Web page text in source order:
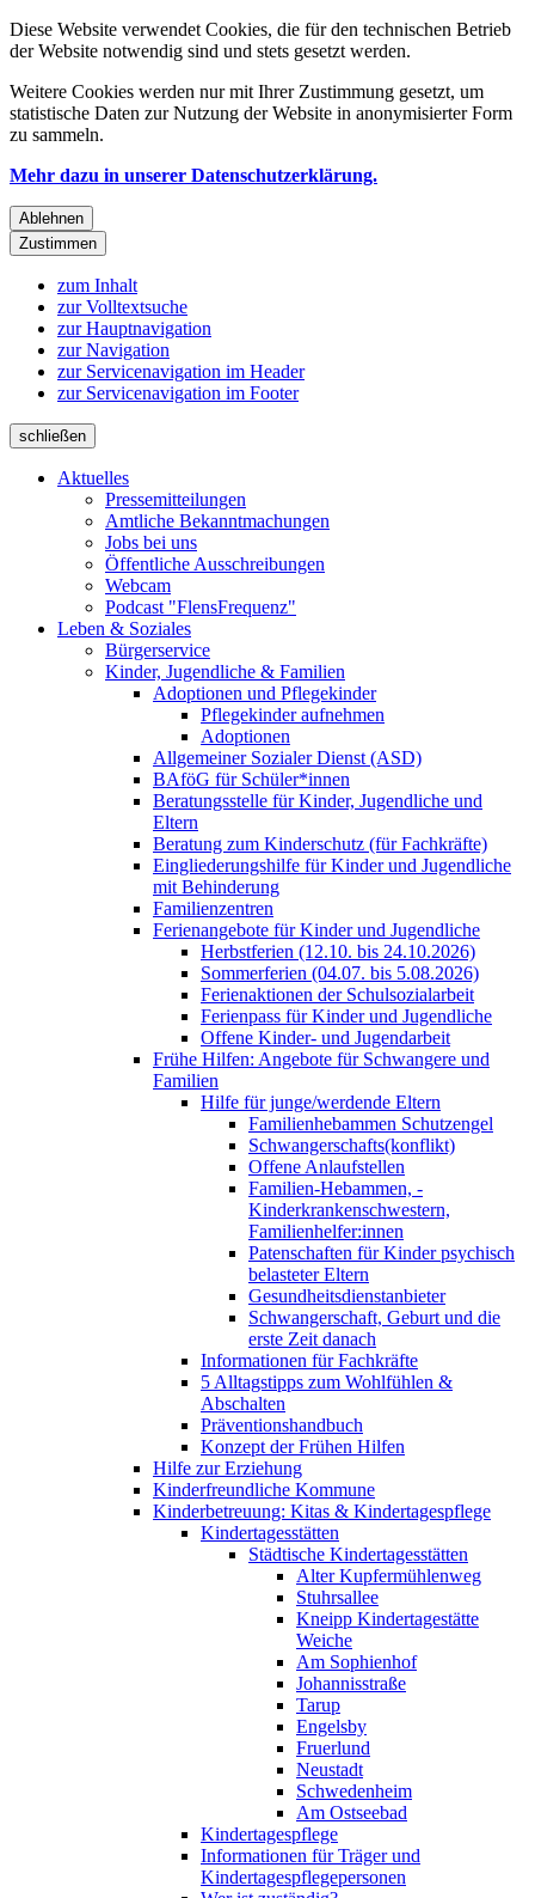
Diese Website verwendet Cookies, die für den technischen Betrieb
der Website notwendig sind und stets gesetzt werden.
Weitere Cookies werden nur mit Ihrer Zustimmung gesetzt, um
statistische Daten zur Nutzung der Website in anonymisierter Form
zu sammeln.
Mehr dazu in unserer Datenschutzerklärung.
Ablehnen
Zustimmen
zum Inhalt
zur Volltextsuche
zur Hauptnavigation
zur Navigation
zur Servicenavigation im Header
zur Servicenavigation im Footer
schließen
Aktuelles
Pressemitteilungen
Amtliche Bekanntmachungen
Jobs bei uns
Öffentliche Ausschreibungen
Webcam
Podcast "FlensFrequenz"
Leben & Soziales
Bürgerservice
Kinder, Jugendliche & Familien
Adoptionen und Pflegekinder
Pflegekinder aufnehmen
Adoptionen
Allgemeiner Sozialer Dienst (ASD)
BAföG für Schüler*innen
Beratungsstelle für Kinder, Jugendliche und
Eltern
Beratung zum Kinderschutz (für Fachkräfte)
Eingliederungshilfe für Kinder und Jugendliche
mit Behinderung
Familienzentren
Ferienangebote für Kinder und Jugendliche
Herbstferien (12.10. bis 24.10.2026)
Sommerferien (04.07. bis 5.08.2026)
Ferienaktionen der Schulsozialarbeit
Ferienpass für Kinder und Jugendliche
Offene Kinder- und Jugendarbeit
Frühe Hilfen: Angebote für Schwangere und
Familien
Hilfe für junge/werdende Eltern
Familienhebammen Schutzengel
Schwangerschafts(konflikt)
Offene Anlaufstellen
Familien-Hebammen, -
Kinderkrankenschwestern,
Familienhelfer:innen
Patenschaften für Kinder psychisch
belasteter Eltern
Gesundheitsdienstanbieter
Schwangerschaft, Geburt und die
erste Zeit danach
Informationen für Fachkräfte
5 Alltagstipps zum Wohlfühlen &
Abschalten
Präventionshandbuch
Konzept der Frühen Hilfen
Hilfe zur Erziehung
Kinderfreundliche Kommune
Kinderbetreuung: Kitas & Kindertagespflege
Kindertagesstätten
Städtische Kindertagesstätten
Alter Kupfermühlenweg
Stuhrsallee
Kneipp Kindertagestätte
Weiche
Am Sophienhof
Johannisstraße
Tarup
Engelsby
Fruerlund
Neustadt
Schwedenheim
Am Ostseebad
Kindertagespflege
Informationen für Träger und
Kindertagespflegepersonen